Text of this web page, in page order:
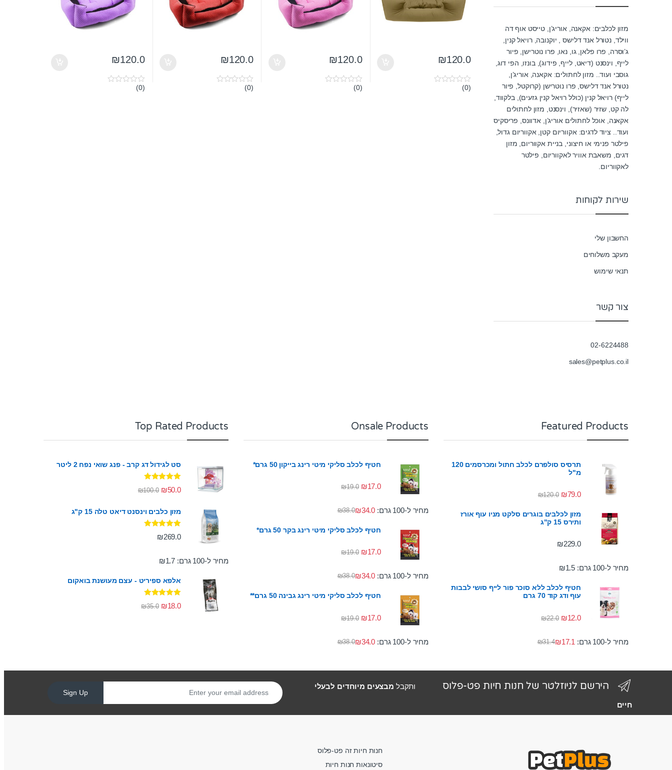
₪120.0
0(0)
₪120.0
0
(0)
₪120.0
0(0)
₪120.0
0
(0)
מזון לכלבים: אקאנה, אוריג’ן, טייסט אוף דה
ווילד, נטורל אנד דלישס , יוקנובה, רויאל קנין,
ג’וסרה, פרו פלאן, גו, נאו, פרו נוטרישן, פיור
לייף, וינסנט (דיאט, לייף, פידוג), בונזו, הפי דוג,
גוסבי ועוד.. מזון לחתולים: אקאנה, אוריג’ן,
נטורל אנד דלישס, פרו נוטרישן (קרוקטל, פיור
לייף) רויאל קנין (כולל רויאל קנין גזעים), בלקווד,
לה קט, שזיר (שאזיר), וינסנט, מזון לחתולים
אקאנה, אוכל לחתולים אוריג’ן, אדוונס, פריסקיס
ועוד.. ציוד לדגים: אקווריום קטן, אקווריום גדול,
פילטר פנימי או חיצוני, בניית אקווריום, מזון
דגים, משאבת אוויר לאקווריום, פילטר
לאקווריום.
שירות לקוחות
החשבון שלי
מעקב משלוחים
תנאי שימוש
צור קשר
02-6224488
sales@petplus.co.il
Featured Products
תרסיס סולפרם לכלב חתול ומכרסמים 120
מ"ל
₪79.0
₪120.0
מזון לכלבים בוגרים סלקט מניו עוף אורז
ותירס 15 ק"ג
₪229.0
מחיר ל-100 גרם: ₪1.5
חטיף לכלב ללא סוכר פור לייף סושי לבבות
עוף ודג קוד 70 גרם
₪12.0
₪22.0
מחיר ל-100 גרם: ₪31.4₪17.1
Onsale Products
חטיף לכלב סליקי מיטי רינג בייקון 50 גרם*
₪17.0
₪19.0
מחיר ל-100 גרם: ₪38.0₪34.0
חטיף לכלב סליקי מיטי רינג בקר 50 גרם*
₪17.0
₪19.0
מחיר ל-100 גרם: ₪38.0₪34.0
חטיף לכלב סליקי מיטי רינג גבינה 50 גרם**
₪17.0
₪19.0
מחיר ל-100 גרם: ₪38.0₪34.0
Top Rated Products
סט לגידול דג קרב - פנג שואי נפח 2 ליטר
דורג5.00
מתוך 5₪50.0
₪100.0
מזון כלבים וינסנט דיאט טלה 15 ק"ג
דורג5.00
מתוך 5 ₪269.0
מחיר ל-100 גרם: ₪1.7
אלפא ספיריט - עצם מעושנת בואקום
דורג 5.00
מתוך 5₪18.0
₪35.0
הירשם לניוזלטר של חנות חיות פט-פלוס ותקבל מבצעים מיוחדים לבעלי
חיים
Sign Up
חנות חיות זה פט-פלוס
סיטונאות חנות חיות